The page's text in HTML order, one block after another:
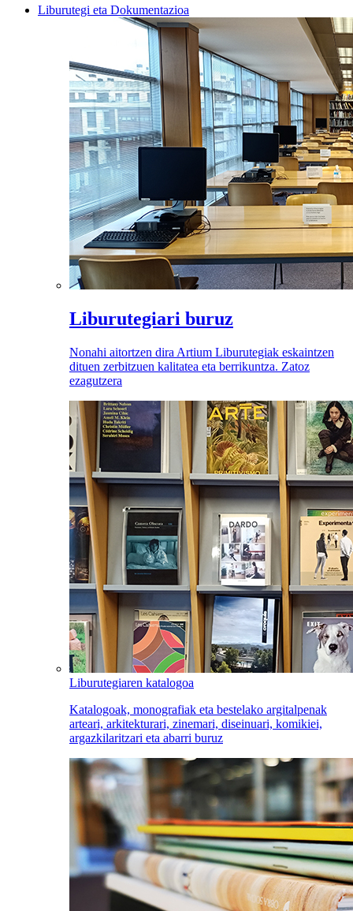
Liburutegi eta Dokumentazioa
Liburutegiari buruz
Nonahi aitortzen dira Artium Liburutegiak eskaintzen
dituen zerbitzuen kalitatea eta berrikuntza. Zatoz
ezagutzera
Liburutegiaren katalogoa
Katalogoak, monografiak eta bestelako argitalpenak
arteari, arkitekturari, zinemari, diseinuari, komikiei,
argazkilaritzari eta abarri buruz